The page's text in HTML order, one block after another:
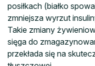
posiłkach (białko
zmniejsza wyrzut
Takie zmiany
sięga do
przekłada się na